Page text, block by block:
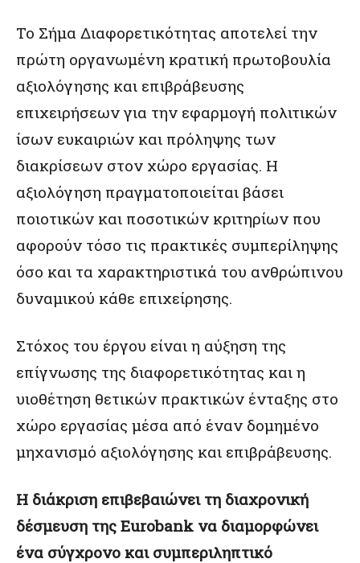
Το Σήμα Διαφορετικότητας αποτελεί την
πρώτη οργανωμένη κρατική πρωτοβουλία
αξιολόγησης και επιβράβευσης
επιχειρήσεων για την εφαρμογή πολιτικών
ίσων ευκαιριών και πρόληψης των
διακρίσεων στον χώρο εργασίας. Η
αξιολόγηση πραγματοποιείται βάσει
ποιοτικών και ποσοτικών κριτηρίων που
αφορούν τόσο τις πρακτικές συμπερίληψης
όσο και τα χαρακτηριστικά του ανθρώπινου
δυναμικού κάθε επιχείρησης.
Στόχος του έργου είναι η αύξηση της
επίγνωσης της διαφορετικότητας και η
υιοθέτηση θετικών πρακτικών ένταξης στο
χώρο εργασίας μέσα από έναν δομημένο
μηχανισμό αξιολόγησης και επιβράβευσης.
Η διάκριση επιβεβαιώνει τη διαχρονική
δέσμευση της Eurobank να διαμορφώνει
ένα σύγχρονο και συμπεριληπτικό